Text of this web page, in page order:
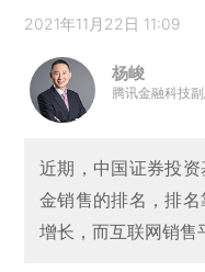
2021年11月22日 11:09
杨峻
腾讯金融科技
近期，中国证券投
金销售的排名，排
增长，而互联网销售